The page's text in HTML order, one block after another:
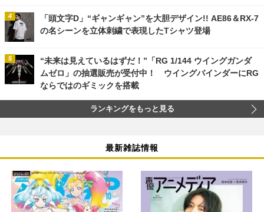
「頭文字D」“ギャンギャン”を大胆デザイン!! AE86＆RX-7
の名シーンを立体刺繍で表現したTシャツ登場
“未来は見えているはずだ！”「RG 1/144 ウイングガンダ
ムゼロ」の抽選販売が受付中！ ウイングバインダーにRG
ならではのギミックを搭載
ランキングをもっと見る
最新雑誌情報